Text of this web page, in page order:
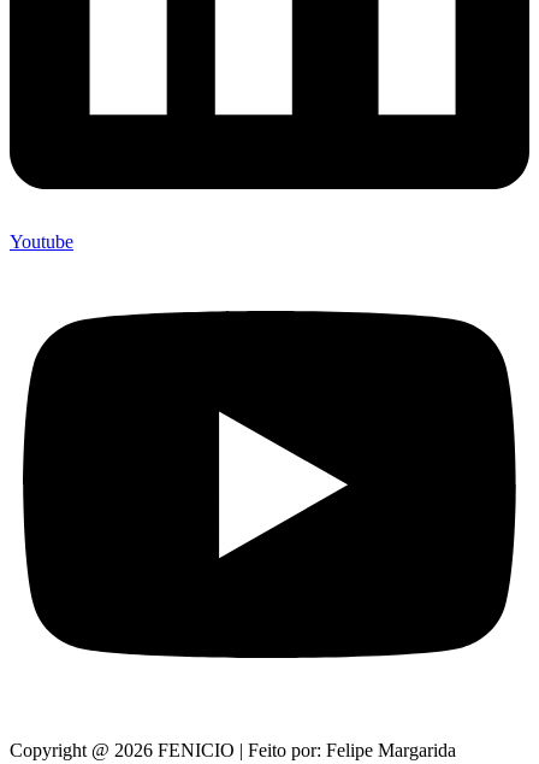
Youtube
Copyright @ 2026 FENICIO | Feito por: Felipe Margarida